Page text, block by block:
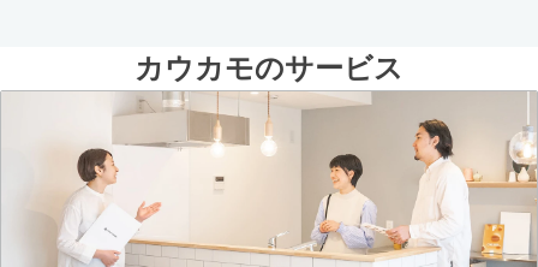
カウカモのサービス